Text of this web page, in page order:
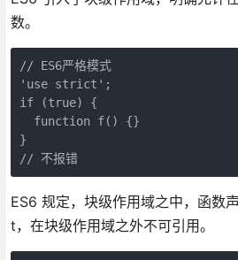
数。
// ES6严格模式
'use strict';
if (true) {
  function f() {}
}
// 不报错
ES6 规定，块级作用域之中，函数
t，在块级作用域之外不可引用。